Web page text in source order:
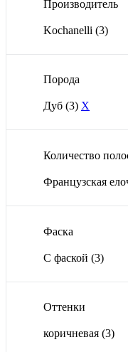
Производитель
Kochanelli (3)
Порода
Дуб (3) X
Количество
Французская
Фаска
С фаской (3)
Оттенки
коричневая (3)